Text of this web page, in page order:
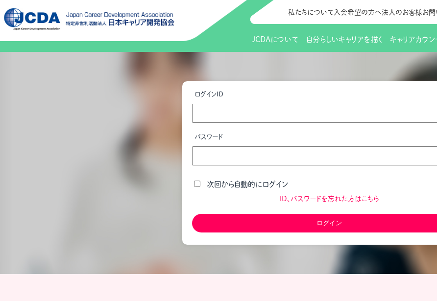
私たちについて 入会希望の方へ法人のお客様お
JCDAについて
理事長から
イベント 調査・研究
キャリア支援サービス 募集・案内
自分らしいキャリアを描く キャリアカウ
会員向けサポ
会費について CDA資格更
定款・細則等各種規定 CDA会員
会報誌バックナンバー
支部・地区一
支部長・地区長一覧 研究会・啓
更新講習
指導者を目指すための研修
ログインID
パスワード
次回から自動的にログイン
ID、パスワードを忘れた方はこちら